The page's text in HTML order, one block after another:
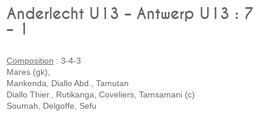
Anderlecht U13 – Antwerp U13 : 7
– 1
Composition : 3-4-3
Mares (gk),
Mankenda, Diallo Abd., Tamutan
Diallo Thier., Rutikanga, Coveliers, Tamsamani (c)
Soumah, Delgoffe, Sefu